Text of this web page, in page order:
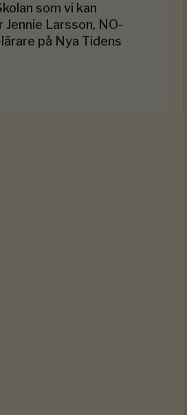
som vi kan
Jennie Larsson, NO-
på Nya Tidens